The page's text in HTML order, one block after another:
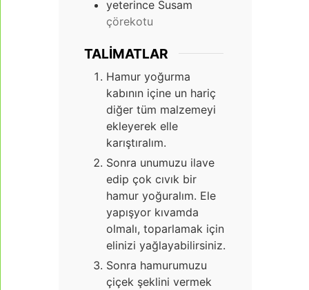
yeterince Susam
çörekotu
TALIMATLAR
Hamur yoğurma
kabının içine un hariç
diğer tüm malzemeyi
ekleyerek elle
karıştıralım.
Sonra unumuzu ilave
edip çok cıvık bir
hamur yoğuralım. Ele
yapışyor kıvamda
olmalı, toparlamak için
elinizi yağlayabilirsiniz.
Sonra hamurumuzu
çiçek şeklini vermek